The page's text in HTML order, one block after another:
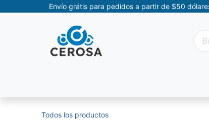
Envío grátis para pedidos a partir de $50
Todos los productos